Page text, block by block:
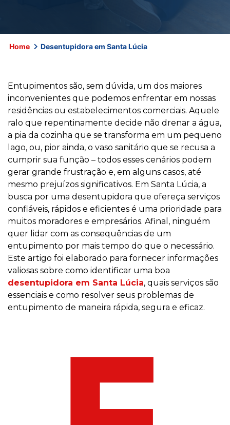
Home Desentupidora em Santa Lúcia
Entupimentos são, sem dúvida, um dos maiores
inconvenientes que podemos enfrentar em nossas
residências ou estabelecimentos comerciais. Aquele
ralo que repentinamente decide não drenar a água,
a pia da cozinha que se transforma em um pequeno
lago, ou, pior ainda, o vaso sanitário que se recusa a
cumprir sua função – todos esses cenários podem
gerar grande frustração e, em alguns casos, até
mesmo prejuízos significativos. Em Santa Lúcia, a
busca por uma desentupidora que ofereça serviços
confiáveis, rápidos e eficientes é uma prioridade para
muitos moradores e empresários. Afinal, ninguém
quer lidar com as consequências de um
entupimento por mais tempo do que o necessário.
Este artigo foi elaborado para fornecer informações
valiosas sobre como identificar uma boa
desentupidora em Santa Lúcia, quais serviços são
essenciais e como resolver seus problemas de
entupimento de maneira rápida, segura e eficaz.